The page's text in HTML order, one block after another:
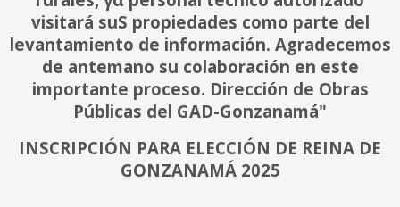
INSCRIPCIÓN PARA ELECCIÓN DE REINA DE
GONZANAMÁ 2025